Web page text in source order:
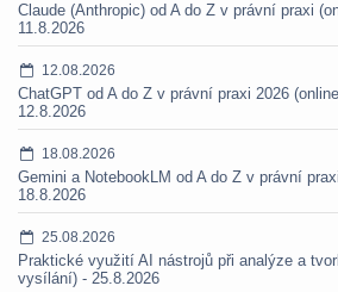
Claude (Anthropic) od A do Z v právní praxi
11.8.2026
12.08.2026
ChatGPT od A do Z v právní praxi 2026
12.8.2026
18.08.2026
Gemini a NotebookLM od A do Z v právní
18.8.2026
25.08.2026
Praktické využití AI nástrojů při analýze a
vysílání) - 25.8.2026